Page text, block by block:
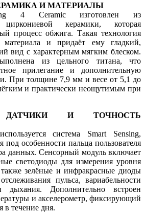
И МАТЕРИАЛЫ
4 Ceramic изготовлен из
циркониевой керамики, которая
процесс обжига. Такая технология
материала и придаёт ему гладкий,
вид с характерным мягким блеском.
из цельного титана, что
прилегание и дополнительную
При толщине 7,9 мм и весе от 5,1 до
и практически неощутимым при
ДАТЧИКИ И ТОЧНОСТЬ
система Smart Sensing,
под особенности пальца пользователя
данных. Сенсорный модуль включает
светодиоды для измерения уровня
зелёные и инфракрасные диоды
пульса, вариабельности
дыхания. Дополнительно встроен
и акселерометр, фиксирующий
в течение дня.